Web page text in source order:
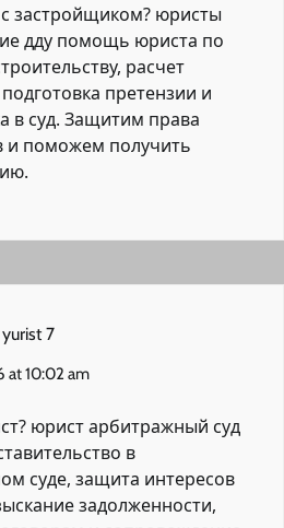
застройщиком? юристы
дду помощь юриста по
расчет
претензии и
в суд. Защитим права
и поможем получить
7
at 10:02 am
юрист арбитражный суд
в
суде, защита интересов
задолженности,